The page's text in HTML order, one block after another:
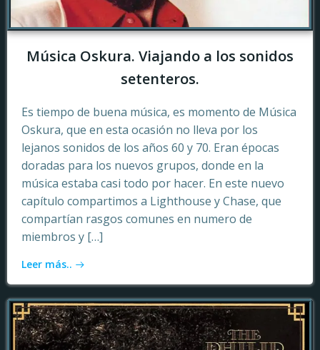
Música Oskura. Viajando a los sonidos
setenteros.
Es tiempo de buena música, es momento de Música
Oskura, que en esta ocasión no lleva por los
lejanos sonidos de los años 60 y 70. Eran épocas
doradas para los nuevos grupos, donde en la
música estaba casi todo por hacer. En este nuevo
capítulo compartimos a Lighthouse y Chase, que
compartían rasgos comunes en numero de
miembros y […]
Leer más..